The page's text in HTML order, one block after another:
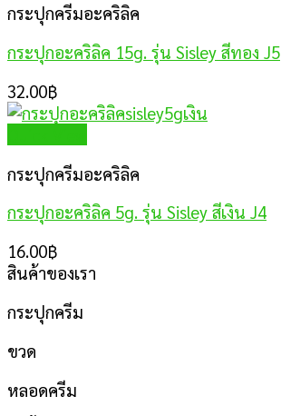
กระปุกครีมอะคริลิค
กระปุกอะคริลิค 15g. รุ่น Sisley สีทอง J5
32.00฿
กระปุกครีมอะคริลิค
กระปุกอะคริลิค 5g. รุ่น Sisley สีเงิน J4
16.00฿
สินค้าของเรา
กระปุกครีม
ขวด
หลอดครีม